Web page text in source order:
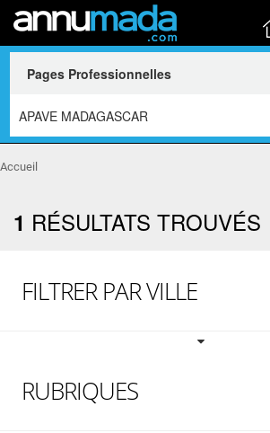
Accueil
1 RÉSULTATS TROUVÉS
FILTRER PAR VILLE
RUBRIQUES